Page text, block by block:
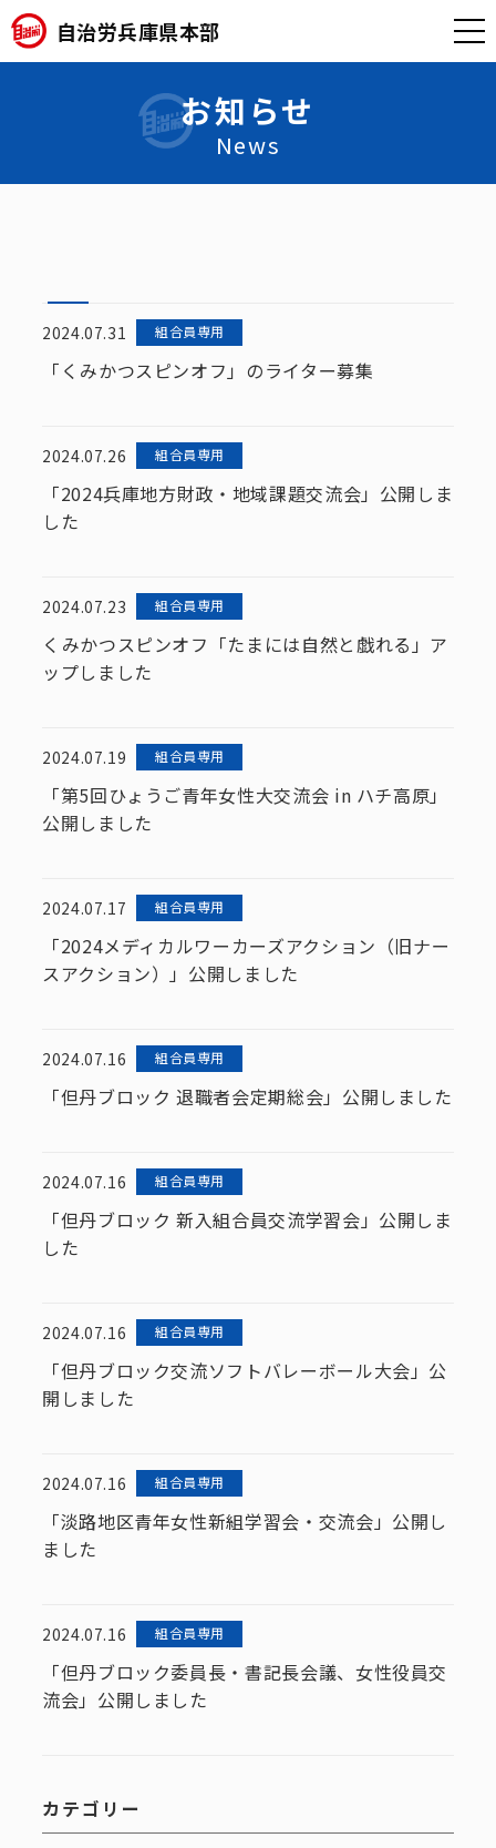
自治労兵庫県本部
お知らせ
News
2024.07.31 組合員専用
「くみかつスピンオフ」のライター募集
2024.07.26 組合員専用
「2024兵庫地方財政・地域課題交流会」公開しま
した
2024.07.23 組合員専用
くみかつスピンオフ「たまには自然と戯れる」ア
ップしました
2024.07.19 組合員専用
「第5回ひょうご青年女性大交流会 in ハチ高原」
公開しました
2024.07.17 組合員専用
「2024メディカルワーカーズアクション（旧ナー
スアクション）」公開しました
2024.07.16 組合員専用
「但丹ブロック 退職者会定期総会」公開しました
2024.07.16 組合員専用
「但丹ブロック 新入組合員交流学習会」公開しま
した
2024.07.16 組合員専用
「但丹ブロック交流ソフトバレーボール大会」公
開しました
2024.07.16 組合員専用
「淡路地区青年女性新組学習会・交流会」公開し
ました
2024.07.16 組合員専用
「但丹ブロック委員長・書記長会議、女性役員交
流会」公開しました
カテゴリー